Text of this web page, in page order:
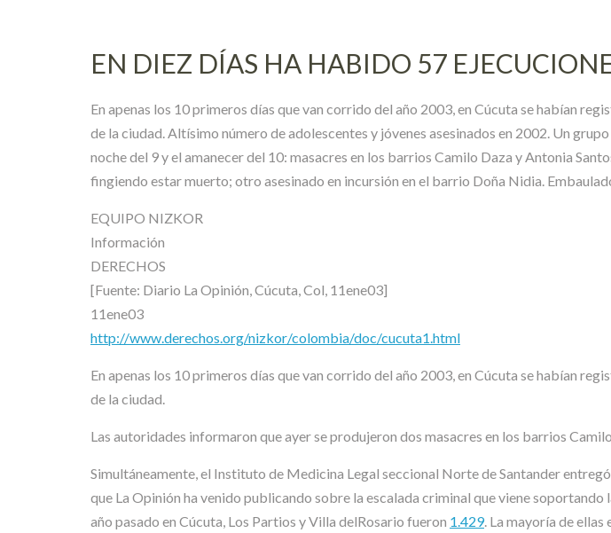
EN DIEZ DÍAS HA HABIDO 57
En apenas los 10 primeros días que van corrido del año 2003, en Cúcuta se habían
de la ciudad. Altísimo número de adolescentes y jóvenes asesinados en 2002. Un
noche del 9 y el amanecer del 10: masacres en los barrios Camilo Daza y Antonia
fingiendo estar muerto; otro asesinado en incursión en el barrio Doña Nidia.
EQUIPO NIZKOR
Información
DERECHOS
[Fuente: Diario La Opinión, Cúcuta, Col, 11ene03]
11ene03
http://www.derechos.org/nizkor/colombia/doc/cucuta1.html
En apenas los 10 primeros días que van corrido del año 2003, en Cúcuta se habían
de la ciudad.
Las autoridades informaron que ayer se produjeron dos masacres en los barrios
Simultáneamente, el Instituto de Medicina Legal seccional Norte de Santander
que La Opinión ha venido publicando sobre la escalada criminal que viene
año pasado en Cúcuta, Los Partios y Villa delRosario fueron 1.429. La mayoría de ellas